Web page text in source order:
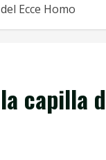
Ecce Homo
capilla